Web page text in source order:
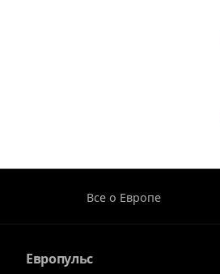
Все о Европе
Европульс